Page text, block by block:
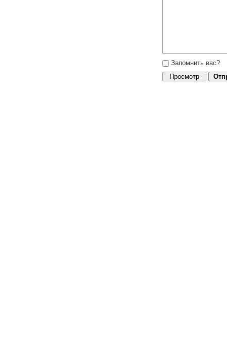
Запомнить вас?